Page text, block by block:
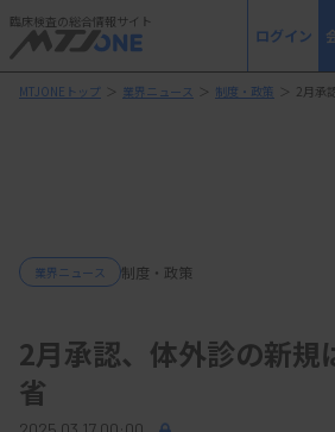
臨床検査の総合情報サイト
ログイン
MTJONEトップ ＞ 業界ニュース ＞ 制度・政策 ＞ 2月承
業界ニュース 制度・政策
2月承認、体外診の新
省